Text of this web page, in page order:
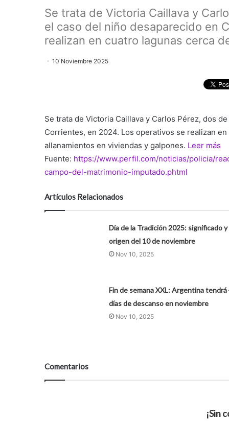
Se trata de Victoria Caillava y
el caso del niño desaparecido en
realizan en cuatro lagunas cerca
10 Noviembre 2025
Se trata de Victoria Caillava y Carlos Pérez, dos
Corrientes, en 2024. Los operativos se realizan
allanamientos en viviendas y galpones. Leer más
Fuente: https://www.perfil.com/noticias/policia/
campo-del-matrimonio-imputado.phtml
Artículos Relacionados
Día de la Tradición 2025: significado y
origen del 10 de noviembre
Nov 10, 2025
Fin de semana XXL: Argentina tendrá
días de descanso en noviembre
Nov 10, 2025
Comentarios
¡Sin